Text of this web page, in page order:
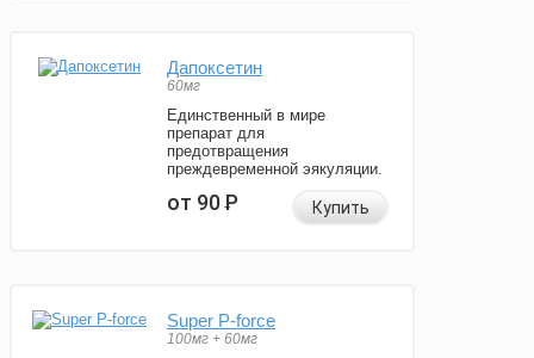
Дапоксетин
60мг
Единственный в мире
препарат для
предотвращения
преждевременной эякуляции.
от 90Р Купить
Super P-force
100мг + 60мг